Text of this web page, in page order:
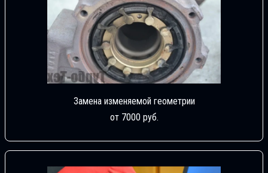
Замена изменяемой геометрии
от 7000 руб.